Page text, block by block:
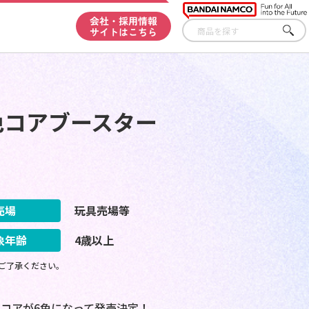
会社・採用情報
サイトはこちら
さが
す
アブースター
場
玩具売場等
年齢
4歳以上
承ください。